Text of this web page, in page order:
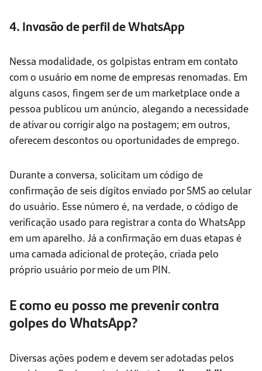
4. Invasão de perfil de WhatsApp
Nessa modalidade, os golpistas entram em contato
com o usuário em nome de empresas renomadas. Em
alguns casos, fingem ser de um marketplace onde a
pessoa publicou um anúncio, alegando a necessidade
de ativar ou corrigir algo na postagem; em outros,
oferecem descontos ou oportunidades de emprego.
Durante a conversa, solicitam um código de
confirmação de seis dígitos enviado por SMS ao celular
do usuário. Esse número é, na verdade, o código de
verificação usado para registrar a conta do WhatsApp
em um aparelho. Já a confirmação em duas etapas é
uma camada adicional de proteção, criada pelo
próprio usuário por meio de um PIN.
E como eu posso me prevenir contra
golpes do WhatsApp?
Diversas ações podem e devem ser adotadas pelos